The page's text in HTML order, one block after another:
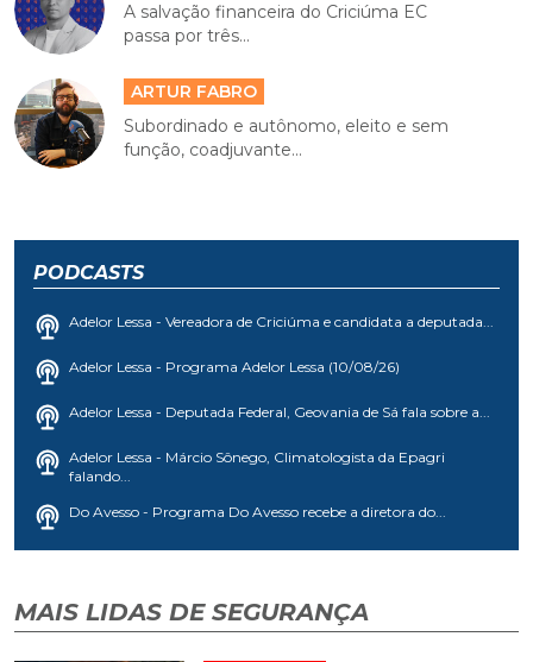
A salvação financeira do Criciúma EC
passa por três...
ARTUR FABRO
Subordinado e autônomo, eleito e sem
função, coadjuvante...
PODCASTS
Adelor Lessa - Vereadora de Criciúma e candidata a deputada...
Adelor Lessa - Programa Adelor Lessa (10/08/26)
Adelor Lessa - Deputada Federal, Geovania de Sá fala sobre a...
Adelor Lessa - Márcio Sônego, Climatologista da Epagri
falando...
Do Avesso - Programa Do Avesso recebe a diretora do...
MAIS LIDAS DE SEGURANÇA